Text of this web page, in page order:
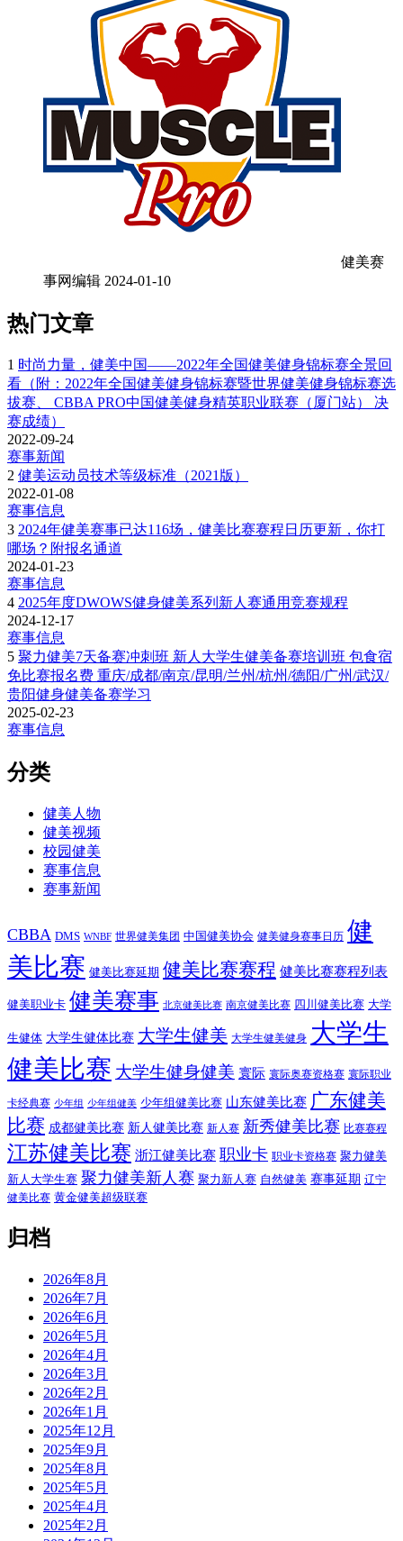
健美赛
事网编辑 2024-01-10
热门文章
1 时尚力量，健美中国——2022年全国健美健身锦标赛全景回
看（附：2022年全国健美健身锦标赛暨世界健美健身锦标赛选
拔赛、 CBBA PRO中国健美健身精英职业联赛（厦门站） 决
赛成绩）
2022-09-24
赛事新闻
2 健美运动员技术等级标准（2021版）
2022-01-08
赛事信息
3 2024年健美赛事已达116场，健美比赛赛程日历更新，你打
哪场？附报名通道
2024-01-23
赛事信息
4 2025年度DWOWS健身健美系列新人赛通用竞赛规程
2024-12-17
赛事信息
5 聚力健美7天备赛冲刺班 新人大学生健美备赛培训班 包食宿
免比赛报名费 重庆/成都/南京/昆明/兰州/杭州/德阳/广州/武汉/
贵阳健身健美备赛学习
2025-02-23
赛事信息
分类
健美人物
健美视频
校园健美
赛事信息
赛事新闻
CBBA DMS WNBF 世界健美集团 中国健美协会 健美健身赛事日历 健
美比赛 健美比赛延期 健美比赛赛程 健美比赛赛程列表
健美职业卡 健美赛事 北京健美比赛 南京健美比赛 四川健美比赛 大学
生健体 大学生健体比赛 大学生健美 大学生健美健身 大学生
健美比赛 大学生健身健美 寰际 寰际奥赛资格赛 寰际职业
卡经典赛 少年组 少年组健美 少年组健美比赛 山东健美比赛 广东健美
比赛 成都健美比赛 新人健美比赛 新人赛 新秀健美比赛 比赛赛程
江苏健美比赛 浙江健美比赛 职业卡 职业卡资格赛 聚力健美
新人大学生赛 聚力健美新人赛 聚力新人赛 自然健美 赛事延期 辽宁
健美比赛 黄金健美超级联赛
归档
2026年8月
2026年7月
2026年6月
2026年5月
2026年4月
2026年3月
2026年2月
2026年1月
2025年12月
2025年9月
2025年8月
2025年5月
2025年4月
2025年2月